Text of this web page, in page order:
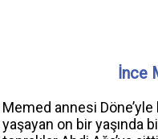
İnce
Memed annesi
yaşayan on bir yaşında